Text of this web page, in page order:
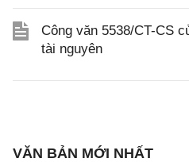
Công văn 5538/CT-CS
tài nguyên
VĂN BẢN MỚI NHẤT